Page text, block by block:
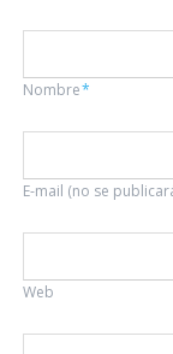
Campo
Nombre*
Campo
E-mail (no se
Web